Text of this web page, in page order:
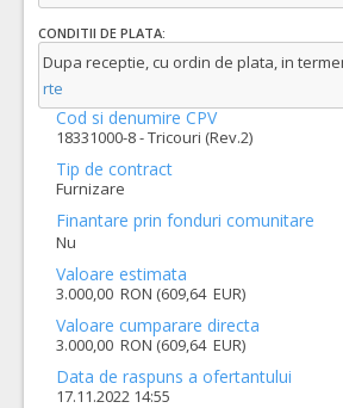
CONDITII DE PLATA:
Dupa receptie, cu ordin de plata, in
rte
Cod si denumire CPV
18331000-8 - Tricouri (Rev.2)
Tip de contract
Furnizare
Finantare prin fonduri comunitare
Nu
Valoare estimata
3.000,00 RON (609,64 EUR)
Valoare cumparare directa
3.000,00 RON (609,64 EUR)
Data de raspuns a ofertantului
17.11.2022 14:55